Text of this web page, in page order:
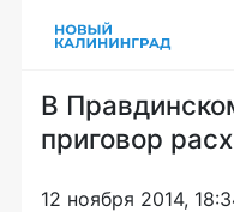
В
приговор
12 ноября 2014,